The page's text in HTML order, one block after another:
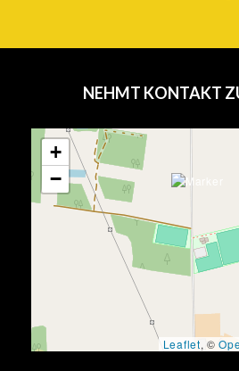
NEHMT KONTAKT
+
−
Leaflet, ©